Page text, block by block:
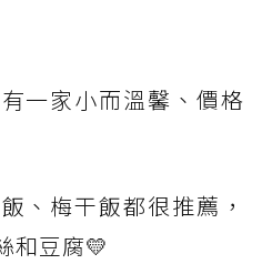
一家小而溫馨、價格
、梅干飯都很推薦，
和豆腐💛